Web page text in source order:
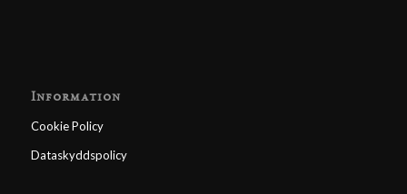
Information
Cookie Policy
Dataskyddspolicy